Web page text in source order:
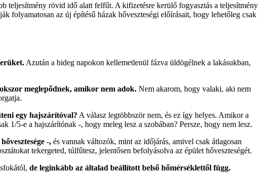
teljesítmény rövid idő alatt felfűt. A kifizetésre kerülő fogyasztás a teljesítmény
folyamatosan az új építésű házak hőveszteségi előírásait, hogy lehetőleg csak
Azután a hideg napokon kellemetlenül fázva üldögélnek a lakásukban,
meglepődnek, amikor nem adok. Nem akarom, hogy valaki, aki nem
egy hajszárítóval? A válasz legtöbbször nem, és ez így helyes. Amikor a
1/5-e a hajszárítónak -, hogy meleg lesz a szobában? Persze, hogy nem lesz.
-, és vannak változók, mint az időjárás, amivel csak átlagosan
tekergeted, túlfűtesz, jelentősen befolyásolva az épület hőveszteségét.
de leginkább az általad beállított belső hőmérséklettől függ.